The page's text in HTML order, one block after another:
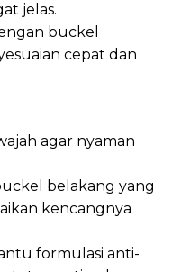
jelas.
buckel
cepat dan
agar nyaman
belakang yang
kencangnya
formulasi anti-